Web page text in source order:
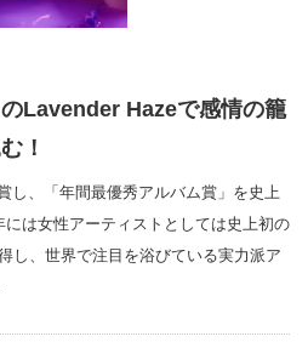
Lavender Hazeで感情の籠
！
し、「年間最優秀アルバム賞」を史上
は女性アーティストとしては史上初の
し、世界で注目を浴びている実力派ア